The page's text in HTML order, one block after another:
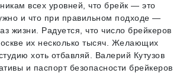
всех уровней, что брейк — это
и что при правильном подходе —
жизни. Радуется, что число брейкеров
их несколько тысяч. Желающих
хоть отбавляй. Валерий Кутузов
и паспорт безопасности брейкеров